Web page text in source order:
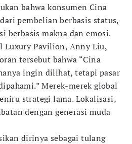
bahwa konsumen Cina
pembelian berbasis status,
berbasis makna dan emosi.
Luxury Pavilion, Anny Liu,
tersebut bahwa “Cina
ingin dilihat, tetapi pasar
Merek-merek global
strategi lama. Lokalisasi,
dengan generasi muda
dirinya sebagai tulang